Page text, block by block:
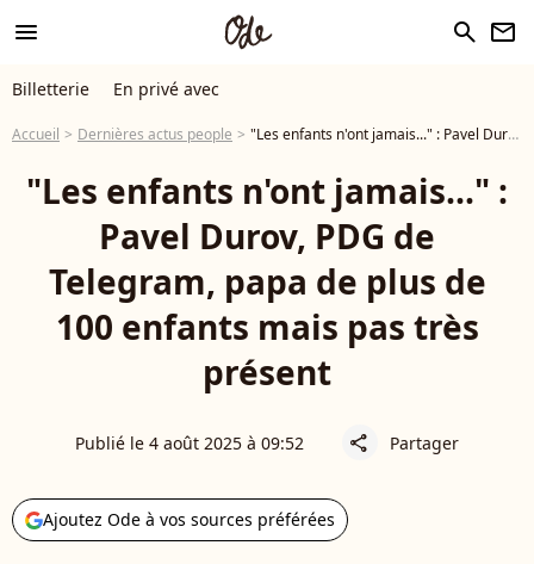
menu search newsletter
Billetterie En privé avec
Accueil Dernières actus people "Les enfants n'ont jamais..." : Pavel Durov, PDG de Telegram, papa de plus de 100 enfants mais pas très présent
"Les enfants n'ont jamais..." :
Pavel Durov, PDG de
Telegram, papa de plus de
100 enfants mais pas très
présent
Publié le 4 août 2025 à 09:52 share Partager
Ajoutez Ode à vos sources préférées